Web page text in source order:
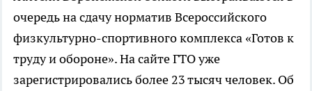
очередь на сдачу норматив Всероссийского
физкультурно-спортивного комплекса «Готов к
труду и обороне». На сайте ГТО уже
зарегистрировались более 23 тысяч человек. Об